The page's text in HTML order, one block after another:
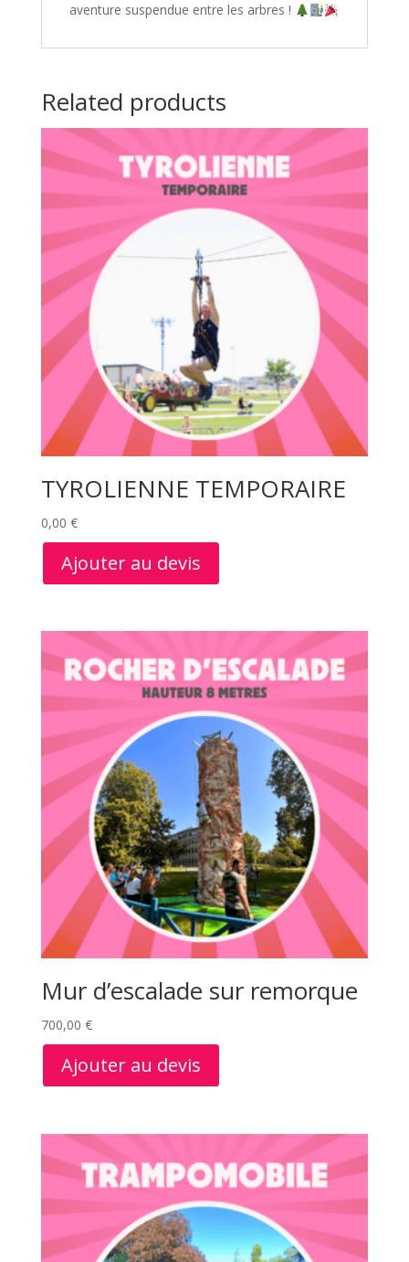
aventure suspendue entre les arbres !
Related products
TYROLIENNE TEMPORAIRE
0,00 €
Ajouter au devis
Mur d’escalade sur remorque
700,00 €
Ajouter au devis